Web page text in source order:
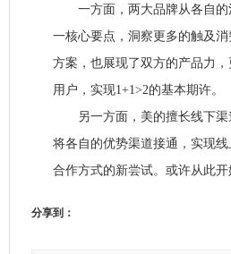
一方面，两大品牌从各自的
一核心要点，洞察更多的触及
方案，也展现了双方的产品力
用户，实现1+1>2的基本期许。
另一方面，美的擅长线下渠
将各自的优势渠道接通，实现
合作方式的新尝试。或许从此
分享到：